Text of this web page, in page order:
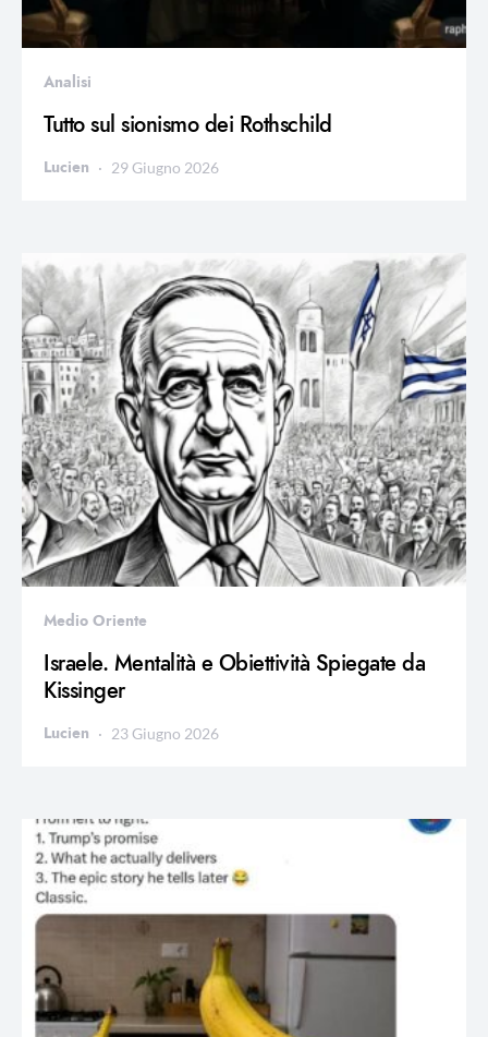
Analisi
Tutto sul sionismo dei Rothschild
Lucien 29 Giugno 2026
Medio Oriente
Israele. Mentalità e Obiettività Spiegate da
Kissinger
Lucien 23 Giugno 2026